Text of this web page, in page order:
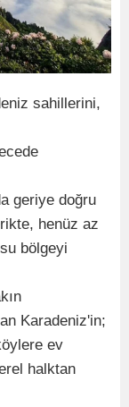
sahillerini,
geriye doğru
henüz az
bölgeyi
Karadeniz'in;
ev
halktan